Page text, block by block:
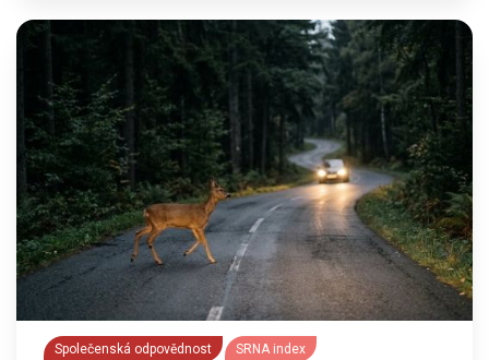
Společenská odpovědnost SRNA index